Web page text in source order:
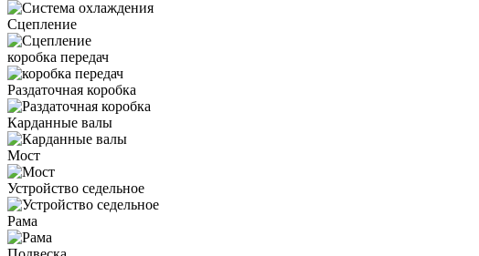
Сцепление
коробка передач
Раздаточная коробка
Карданные валы
Мост
Устройство седельное
Рама